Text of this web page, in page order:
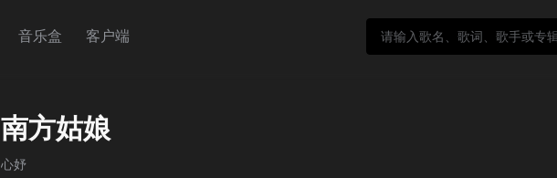
音乐盒 客户端
南方姑娘
心妤